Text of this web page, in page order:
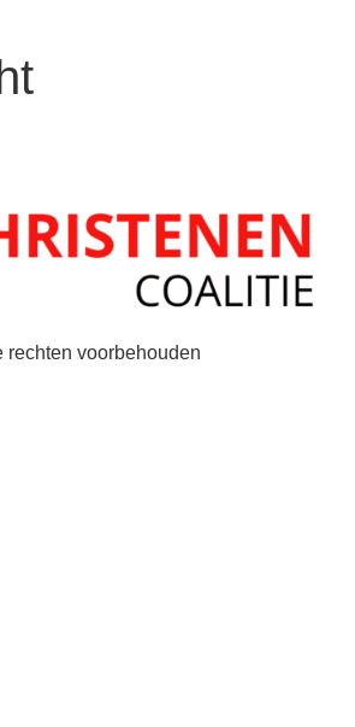
rechten voorbehouden